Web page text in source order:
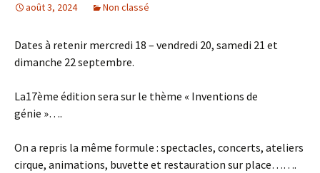
août 3, 2024 Non classé
Dates à retenir mercredi 18 – vendredi 20, samedi 21 et
dimanche 22 septembre.
La17ème édition sera sur le thème « Inventions de
génie »….
On a repris la même formule : spectacles, concerts, ateliers
cirque, animations, buvette et restauration sur place…….